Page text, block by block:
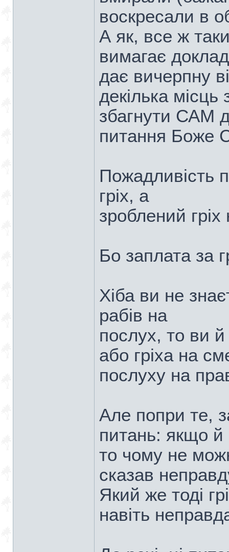
воскресали в
А як, все ж
вимагає
дає вичерпну
декілька
збагнути САМ
питання Боже
Пожадливість
гріх, а
зроблений
Бо заплата за
Хіба ви не
рабів на
послух, то ви й
або гріха на
послуху на
Але попри те,
питань: якщо й
то чому не
сказав
Який же тоді
навіть